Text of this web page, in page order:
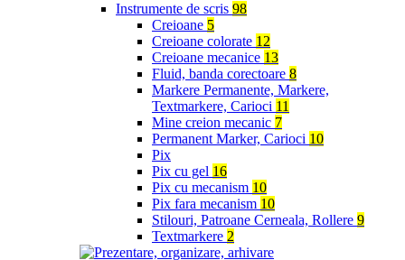
Instrumente de scris 98
Creioane 5
Creioane colorate 12
Creioane mecanice 13
Fluid, banda corectoare 8
Markere Permanente, Markere,
Textmarkere, Carioci 11
Mine creion mecanic 7
Permanent Marker, Carioci 10
Pix
Pix cu gel 16
Pix cu mecanism 10
Pix fara mecanism 10
Stilouri, Patroane Cerneala, Rollere 9
Textmarkere 2